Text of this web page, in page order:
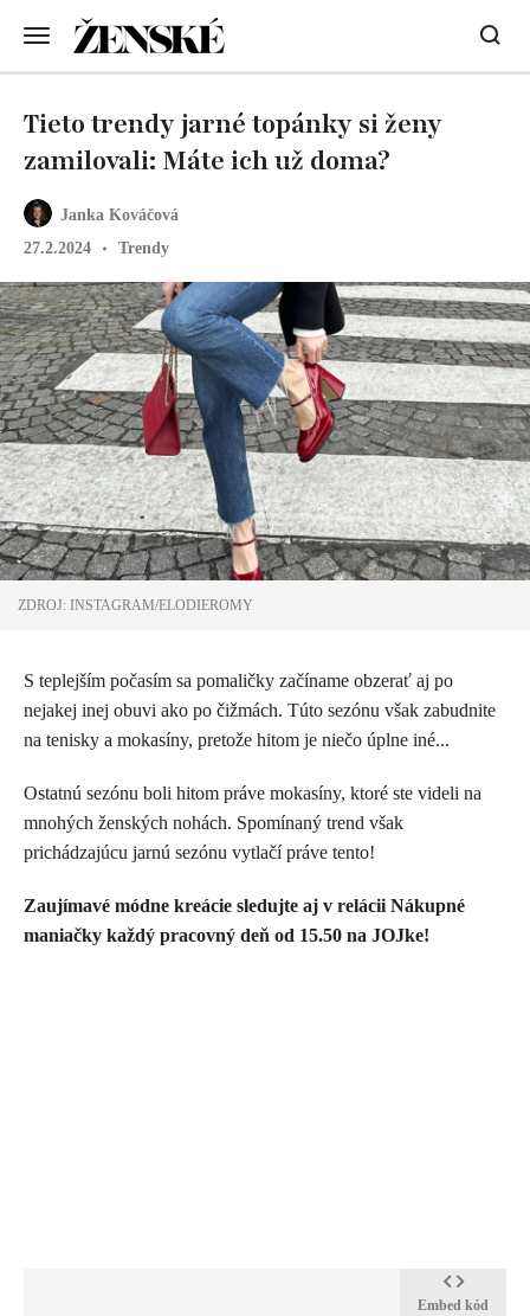
Janka Kováčová
27.2.2024
Trendy
Tieto trendy jarné topánky si ženy
zamilovali: Máte ich už doma?
ZDROJ: INSTAGRAM/ELODIEROMY
S teplejším počasím sa pomaličky začíname obzerať aj po
nejakej inej obuvi ako po čižmách. Túto sezónu však zabudnite
na tenisky a mokasíny, pretože hitom je niečo úplne iné...
Ostatnú sezónu boli hitom práve mokasíny, ktoré ste videli na
mnohých ženských nohách. Spomínaný trend však
prichádzajúcu jarnú sezónu vytlačí práve tento!
Zaujímavé módne kreácie sledujte aj v relácii Nákupné
maniačky každý pracovný deň od 15.50 na JOJke!
Embed kód